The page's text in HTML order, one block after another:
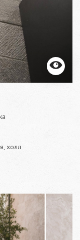
холл